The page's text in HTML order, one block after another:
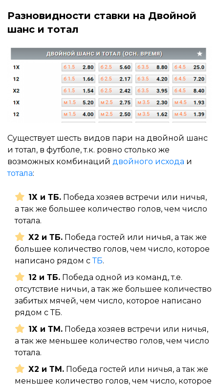
Разновидности ставки на Двойной
шанс и тотал
Существует шесть видов пари на двойной шанс
и тотал, в футболе, т.к. ровно столько же
возможных комбинаций двойного исхода и
тотала:
1Х и ТБ. Победа хозяев встречи или ничья,
а так же большее количество голов, чем число
тотала.
Х2 и ТБ. Победа гостей или ничья, а так же
большее количество голов, чем число, которое
написано рядом сТБ.
12 и ТБ. Победа одной из команд, т.е.
отсутствие ничьи, а так же большее количество
забитых мячей, чем число, которое написано
рядом с ТБ.
1Х и ТМ. Победа хозяев встречи или ничья,
а так же меньшее количество голов, чем число
тотала.
Х2 и ТМ. Победа гостей или ничья, а так же
меньшее количество голов, чем число, которое